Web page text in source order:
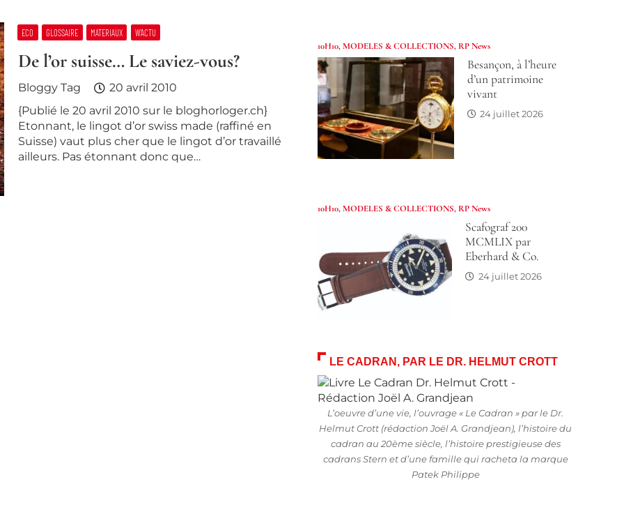
ECO GLOSSAIRE MATERIAUX W’ACTU
De l’or suisse… Le saviez-vous?
Bloggy Tag
20 avril 2010
{Publié le 20 avril 2010 sur le bloghorloger.ch}
Etonnant, le lingot d’or swiss made (raffiné en
Suisse) vaut plus cher que le lingot d’or travaillé
ailleurs. Pas étonnant donc que…
10H10,MODELES & COLLECTIONS, RP News
Besançon, à l’heure
d’un patrimoine
vivant
24 juillet 2026
10H10,MODELES & COLLECTIONS, RP News
Scafograf 200
MCMLIX par
Eberhard & Co.
24 juillet 2026
LE CADRAN, PAR LE DR. HELMUT CROTT
L’oeuvre d’une vie, l’ouvrage « Le Cadran » par le Dr.
Helmut Crott (rédaction Joël A. Grandjean), l’histoire du
cadran au 20ème siècle, l’histoire prestigieuse des
cadrans Stern et d’une famille qui racheta la marque
Patek Philippe